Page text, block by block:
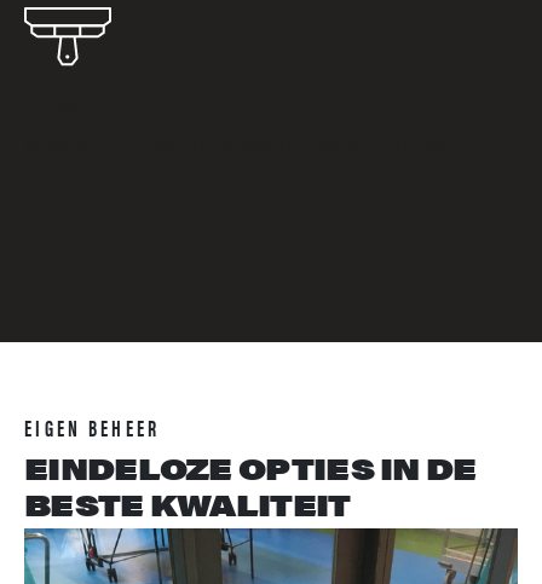
EIGEN BEHEER
EINDELOZE OPTIES IN DE
BESTE KWALITEIT